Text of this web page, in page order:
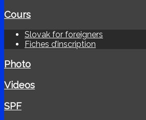
Cours
Slovak for foreigners
Fiches d’inscription
Photo
Videos
SPF